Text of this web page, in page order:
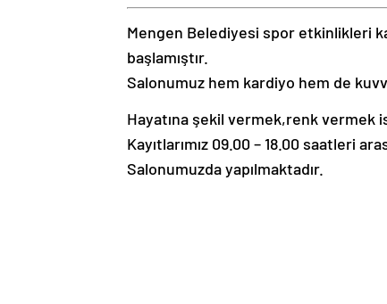
Mengen Belediyesi spor etkinlikleri
başlamıştır.
Salonumuz hem kardiyo hem de
Hayatına şekil vermek,renk vermek
Kayıtlarımız 09.00 – 18.00 saatleri
Salonumuzda yapılmaktadır.